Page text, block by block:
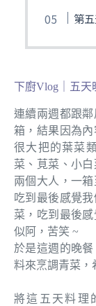
第
下廚Vlog｜五天
連續兩週都跟
箱，結果因為
很大把的葉菜
菜、莧菜、小
兩個大人，一
吃到最後感覺
菜，吃到最後
似阿，苦笑 ~
於是這週的晚
料來烹調青菜，
將這五天料理